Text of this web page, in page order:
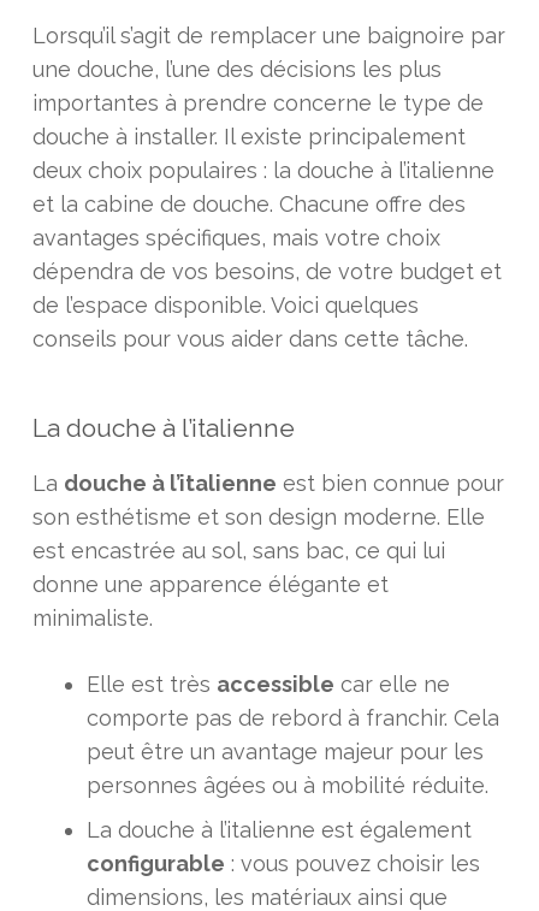
Lorsqu’il s’agit de remplacer une baignoire par
une douche, l’une des décisions les plus
importantes à prendre concerne le type de
douche à installer. Il existe principalement
deux choix populaires : la douche à l’italienne
et la cabine de douche. Chacune offre des
avantages spécifiques, mais votre choix
dépendra de vos besoins, de votre budget et
de l’espace disponible. Voici quelques
conseils pour vous aider dans cette tâche.
La douche à l’italienne
La douche à l’italienne est bien connue pour
son esthétisme et son design moderne. Elle
est encastrée au sol, sans bac, ce qui lui
donne une apparence élégante et
minimaliste.
Elle est très accessible car elle ne
comporte pas de rebord à franchir. Cela
peut être un avantage majeur pour les
personnes âgées ou à mobilité réduite.
La douche à l’italienne est également
configurable : vous pouvez choisir les
dimensions, les matériaux ainsi que